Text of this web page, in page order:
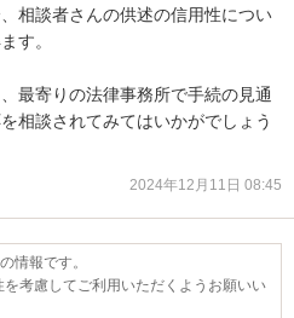
相談者さんの供述の信用性につい
す。
最寄りの法律事務所で手続の見通
相談されてみてはいかがでしょう
2024年12月11日 08:45
情報です。
考慮してご利用いただくようお願いい